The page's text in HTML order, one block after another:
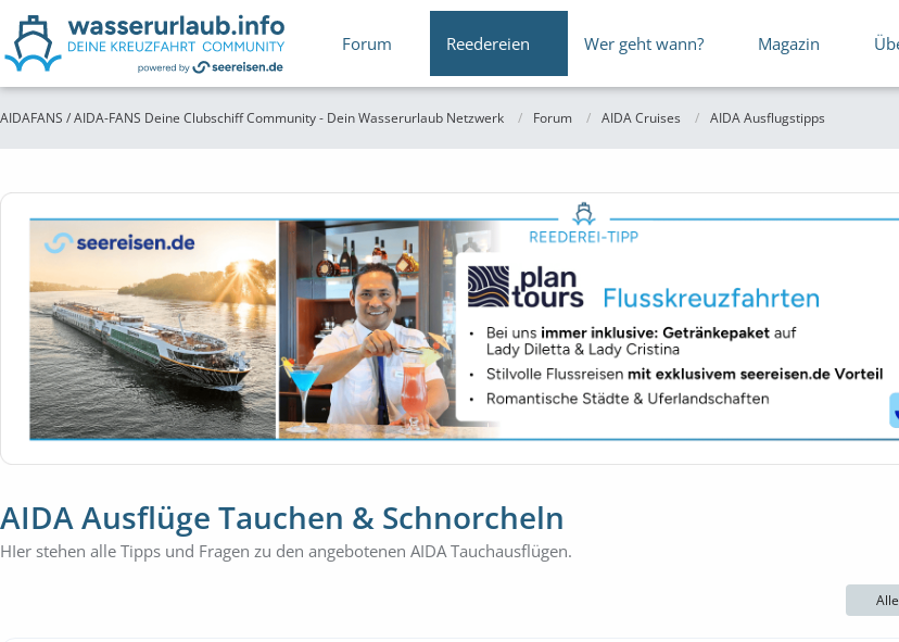
Forum Reedereien Wer geht wann? Magazin
AIDAFANS / AIDA-FANS Deine Clubschiff Community - Dein Wasserurlaub Netzwerk Forum AIDA Cruises AIDA Ausflugstipps
AIDA Ausflüge Tauchen & Schnorcheln
HIer stehen alle Tipps und Fragen zu den angebotenen AIDA Tauchausflügen.